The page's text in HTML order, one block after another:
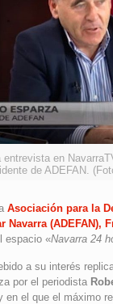
entrevista en
de ADEFAN.
Asociación para la
Navarra (ADEFAN),
espacio «Navarra 24
a su interés
por el periodista
en el que el máximo